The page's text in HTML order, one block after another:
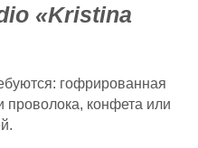
«Kristina
гофрированная
конфета или